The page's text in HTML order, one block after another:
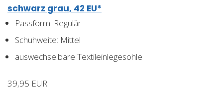
schwarz grau, 42 EU*
Passform: Regulär
Schuhweite: Mittel
auswechselbare Textileinlegesohle
39,95 EUR